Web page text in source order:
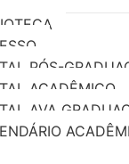
PÓS-
ACADÊMICO
AVA